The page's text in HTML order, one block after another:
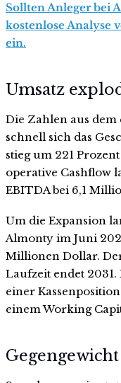
Sollten Anleger bei
kostenlose Analyse
ein.
Umsatz
Die Zahlen aus
schnell sich das
stieg um 221
operative Cashflow
EBITDA bei 6,1
Um die Expansion
Almonty im Juni
Millionen Dollar.
Laufzeit endet
einer
einem Working